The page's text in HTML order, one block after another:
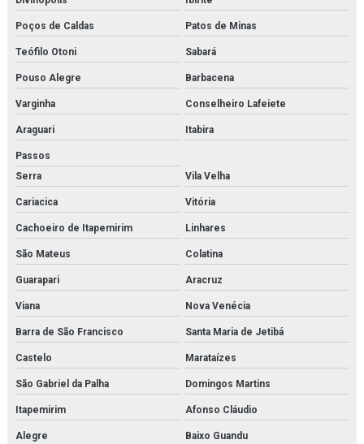
Filtro finite
Filtro finite orçamento
Filtro hidráulico racor
Filtro hidráulico racor orçamento
Filtro hidráulico de retorno
Filtro parker
Filtro racor parker
Filtros hda parker
Gerador de n2
Gerador de nitrogênio industrial
Gerador de nitrogênio preço
Poços de Caldas Patos de Minas
Teófilo Otoni Sabará
Pouso Alegre Barbacena
Varginha Conselheiro Lafeiete
Araguari Itabira
Passos
Serra
Vila Velha
Cariacica Vitória
Cachoeiro de Itapemirim Linhares
São Mateus Colatina
Guarapari Aracruz
Viana Nova Venécia
Barra de São Francisco Santa Maria de Jetibá
Castelo Marataízes
São Gabriel da Palha Domingos Martins
Itapemirim Afonso Cláudio
Alegre Baixo Guandu